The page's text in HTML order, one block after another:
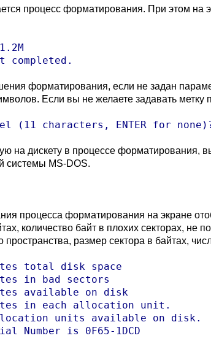
процесс форматирования. При этом на
completed.
форматирования, если не задан
Если вы не желаете задавать метку
(11 characters, ENTER for
на дискету в процессе
системы MS-DOS.
процесса форматирования на экране
количество байт в плохих секторах, не
пространства, размер сектора в байтах,
total disk space
in bad sectors
available on disk
in each allocation unit.
units available on disk.
Number is 0F65-1DCD